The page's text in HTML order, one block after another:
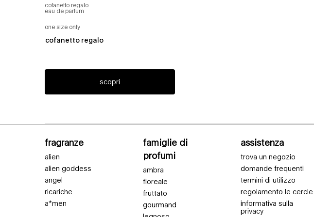
cofanetto regalo
eau de parfum
one size only
cofanetto regalo
scopri
fragranze
alien
alien goddess
angel
ricariche
a*men
famiglie di
profumi
ambra
floreale
fruttato
gourmand
assistenza
trova un negozio
domande frequenti
termini di utilizzo
regolamento le cercle
informativa sulla
privacy